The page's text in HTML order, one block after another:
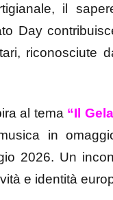
il
Day
riconosciute
al tema “Il
in
2026. Un
e identità